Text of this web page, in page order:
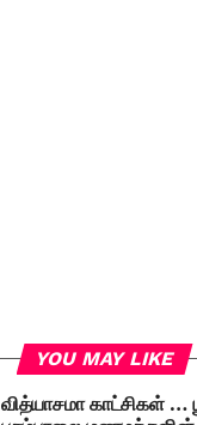
YOU MAY LIKE
வித்யாசமா காட்சிகள் …